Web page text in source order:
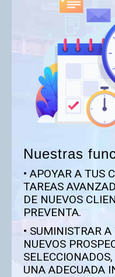
Nuestras
• APOYAR A TUS
TAREAS
DE NUEVOS
PREVENTA.
• SUMINISTRAR
NUEVOS
UNA ADECUADA